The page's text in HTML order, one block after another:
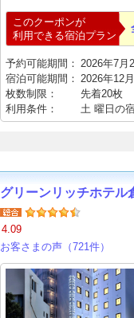
このクーポンが
利用できる宿泊プラン
予約可能期間： 2026年7月
宿泊可能期間： 2026年12
枚数制限：
先着20枚
利用条件：
土 曜日の
グリーンリッチホテ
4.09
お客さまの声（721件）